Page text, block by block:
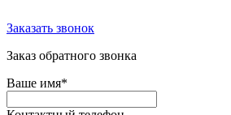
Заказать звонок
Заказ обратного звонка
Ваше имя*